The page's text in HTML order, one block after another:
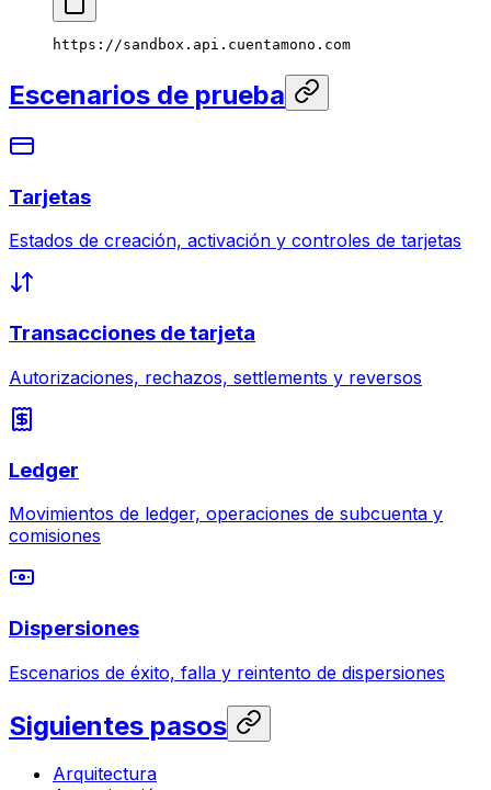
https://sandbox.api.cuentamono.com
Escenarios de prueba
Tarjetas
Estados de creación, activación y controles de tarjetas
Transacciones de tarjeta
Autorizaciones, rechazos, settlements y reversos
Ledger
Movimientos de ledger, operaciones de subcuenta y
comisiones
Dispersiones
Escenarios de éxito, falla y reintento de dispersiones
Siguientes pasos
Arquitectura